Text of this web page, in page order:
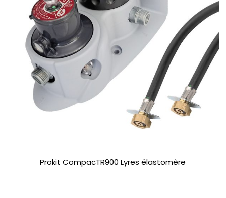
Prokit CompacTR900 Lyres élastomère